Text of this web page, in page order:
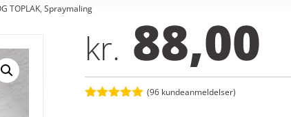
TOPLAK,Spraymaling
kr. 88,00
(96kundeanmeldelser)